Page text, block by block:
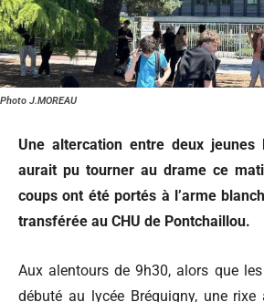
Photo J.MOREAU
Une altercation entre deux jeunes
aurait pu tourner au drame ce
coups ont été portés à l’arme
transférée au CHU de Pontchaillou.
Aux alentours de 9h30, alors que
débuté au lycée Bréquigny, une